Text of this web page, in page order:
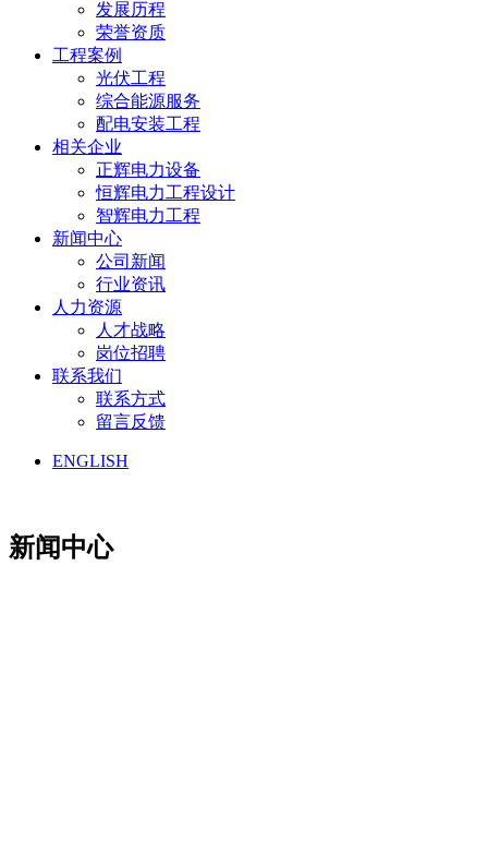
发展历程
荣誉资质
工程案例
光伏工程
综合能源服务
配电安装工程
相关企业
正辉电力设备
恒辉电力工程设计
智辉电力工程
新闻中心
公司新闻
行业资讯
人力资源
人才战略
岗位招聘
联系我们
联系方式
留言反馈
ENGLISH
新闻中心